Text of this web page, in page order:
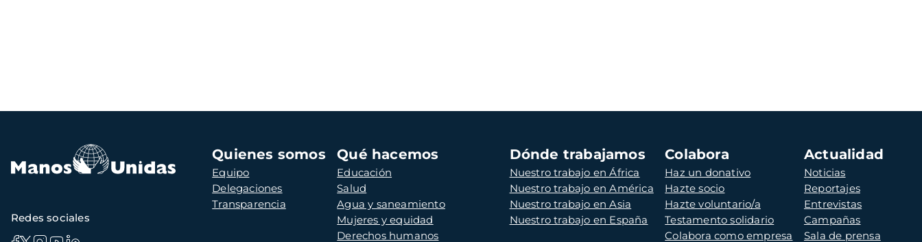
Navegación
principal
Quienes somos
Equipo
Delegaciones
Transparencia
Qué hacemos
Educación
Salud
Agua y saneamiento
Mujeres y equidad
Derechos humanos
Dónde trabajamos
Nuestro trabajo en África
Nuestro trabajo en América
Nuestro trabajo en Asia
Nuestro trabajo en España
Colabora
Haz un donativo
Hazte socio
Hazte voluntario/a
Testamento solidario
Colabora como empresa
Actualidad
Noticias
Reportajes
Entrevistas
Campañas
Sala de prensa
Redes sociales